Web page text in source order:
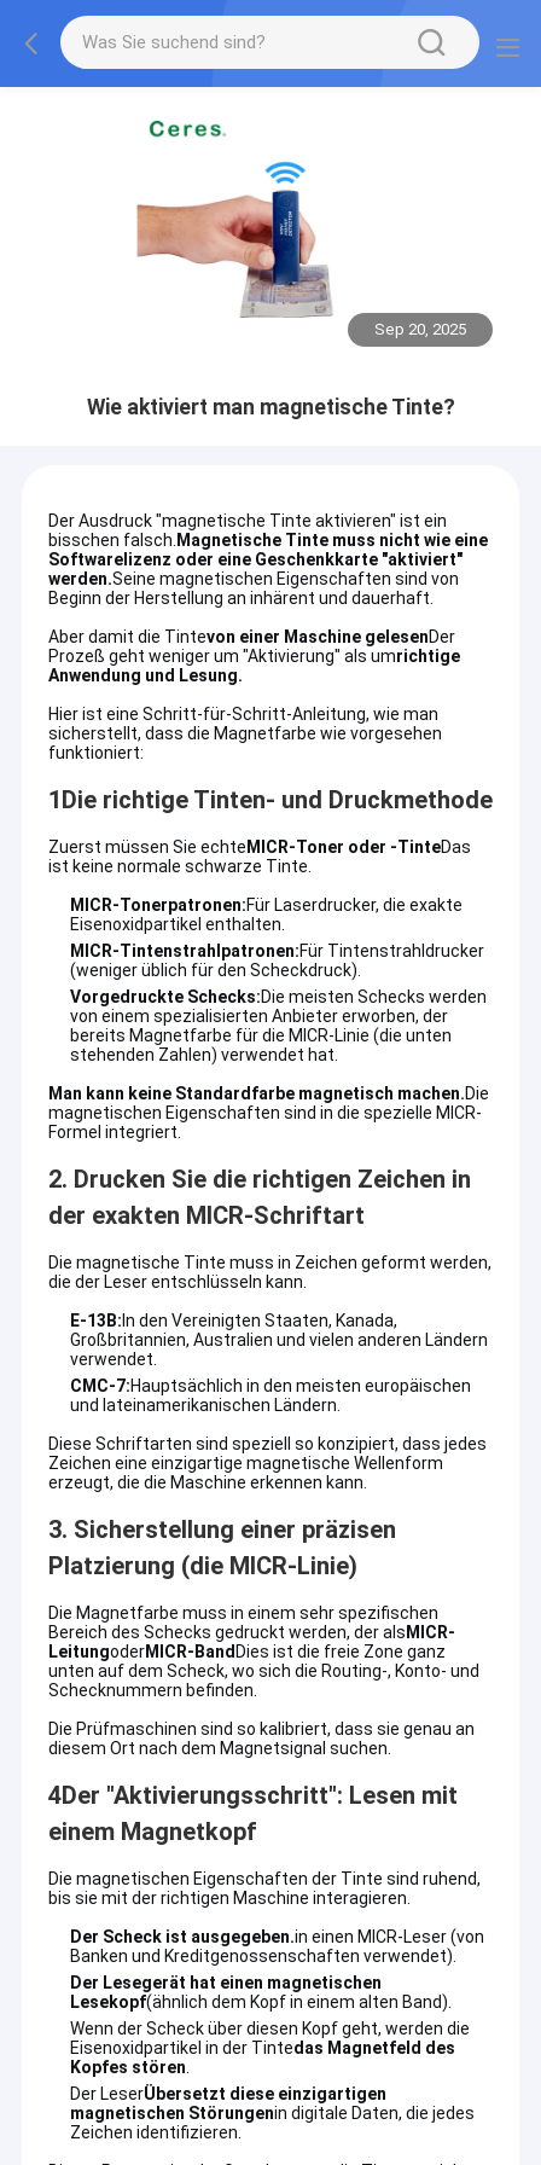
Sep 20, 2025
Wie aktiviert man magnetische Tinte?
Der Ausdruck "magnetische Tinte aktivieren" ist ein
bisschen falsch. Magnetische Tinte muss nicht wie eine
Softwarelizenz oder eine Geschenkkarte "aktiviert"
werden.Seine magnetischen Eigenschaften sind von
Beginn der Herstellung an inhärent und dauerhaft.
Aber damit die Tintevon einer Maschine gelesenDer
Prozeß geht weniger um "Aktivierung" als umrichtige
Anwendung und Lesung.
Hier ist eine Schritt-für-Schritt-Anleitung, wie man
sicherstellt, dass die Magnetfarbe wie vorgesehen
funktioniert:
1Die richtige Tinten- und Druckmethode
Zuerst müssen Sie echte MICR-Toner oder -TinteDas
ist keine normale schwarze Tinte.
MICR-Tonerpatronen:Für Laserdrucker, die exakte
Eisenoxidpartikel enthalten.
MICR-Tintenstrahlpatronen:Für Tintenstrahldrucker
(weniger üblich für den Scheckdruck).
Vorgedruckte Schecks:Die meisten Schecks werden
von einem spezialisierten Anbieter erworben, der
bereits Magnetfarbe für die MICR-Linie (die unten
stehenden Zahlen) verwendet hat.
Man kann keine Standardfarbe magnetisch machen.Die
magnetischen Eigenschaften sind in die spezielle MICR-
Formel integriert.
2. Drucken Sie die richtigen Zeichen in
der exakten MICR-Schriftart
Die magnetische Tinte muss in Zeichen geformt werden,
die der Leser entschlüsseln kann.
E-13B: In den Vereinigten Staaten, Kanada,
Großbritannien, Australien und vielen anderen Ländern
verwendet.
CMC-7:Hauptsächlich in den meisten europäischen
und lateinamerikanischen Ländern.
Diese Schriftarten sind speziell so konzipiert, dass jedes
Zeichen eine einzigartige magnetische Wellenform
erzeugt, die die Maschine erkennen kann.
3. Sicherstellung einer präzisen
Platzierung (die MICR-Linie)
Die Magnetfarbe muss in einem sehr spezifischen
Bereich des Schecks gedruckt werden, der als MICR-
LeitungoderMICR-Band Dies ist die freie Zone ganz
unten auf dem Scheck, wo sich die Routing-, Konto- und
Schecknummern befinden.
Die Prüfmaschinen sind so kalibriert, dass sie genau an
diesem Ort nach dem Magnetsignal suchen.
4Der "Aktivierungsschritt": Lesen mit
einem Magnetkopf
Die magnetischen Eigenschaften der Tinte sind ruhend,
bis sie mit der richtigen Maschine interagieren.
Der Scheck ist ausgegeben.in einen MICR-Leser (von
Banken und Kreditgenossenschaften verwendet).
Der Lesegerät hat einen magnetischen
Lesekopf(ähnlich dem Kopf in einem alten Band).
Wenn der Scheck über diesen Kopf geht, werden die
Eisenoxidpartikel in der Tintedas Magnetfeld des
Kopfes stören.
Der LeserÜbersetzt diese einzigartigen
magnetischen Störungenin digitale Daten, die jedes
Zeichen identifizieren.